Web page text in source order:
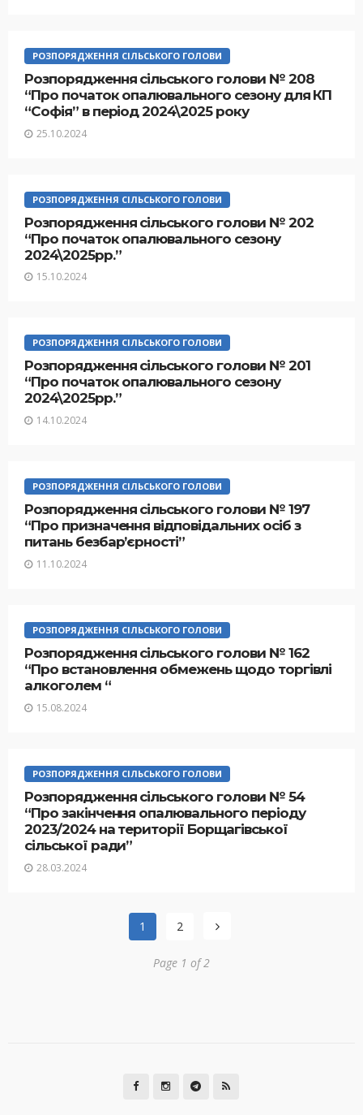
РОЗПОРЯДЖЕННЯ СІЛЬСЬКОГО ГОЛОВИ
Розпорядження сільського голови № 208
“Про початок опалювального сезону для КП
“Софія” в період 2024\2025 року
25.10.2024
РОЗПОРЯДЖЕННЯ СІЛЬСЬКОГО ГОЛОВИ
Розпорядження сільського голови № 202
“Про початок опалювального сезону
2024\2025рр.”
15.10.2024
РОЗПОРЯДЖЕННЯ СІЛЬСЬКОГО ГОЛОВИ
Розпорядження сільського голови № 201
“Про початок опалювального сезону
2024\2025рр.”
14.10.2024
РОЗПОРЯДЖЕННЯ СІЛЬСЬКОГО ГОЛОВИ
Розпорядження сільського голови № 197
“Про призначення відповідальних осіб з
питань безбар’єрності”
11.10.2024
РОЗПОРЯДЖЕННЯ СІЛЬСЬКОГО ГОЛОВИ
Розпорядження сільського голови № 162
“Про встановлення обмежень щодо торгівлі
алкоголем “
15.08.2024
РОЗПОРЯДЖЕННЯ СІЛЬСЬКОГО ГОЛОВИ
Розпорядження сільського голови № 54
“Про закінчення опалювального періоду
2023/2024 на території Борщагівської
сільської ради”
28.03.2024
1 2
Page 1 of 2